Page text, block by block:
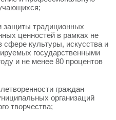
защиты традиционных
ценностей в рамках не
сфере культуры, искусства и
государственными
и не менее 80 процентов
граждан
организаций
творчества;